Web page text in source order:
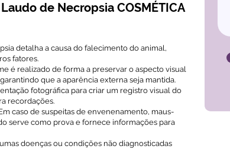
de Necropsia COSMÉTICA
detalha a causa do falecimento do animal,
fatores.
é realizado de forma a preservar o aspecto visual
que a aparência externa seja mantida.
fotográfica para criar um registro visual do
recordações.
caso de suspeitas de envenenamento, maus-
serve como prova e fornece informações para
doenças ou condições não diagnosticadas